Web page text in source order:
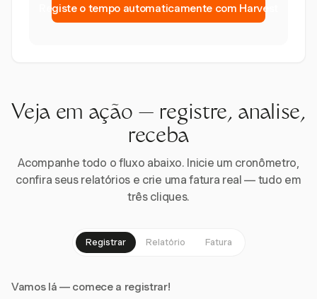
Registe o tempo automaticamente com Harvest
Veja em ação — registre, analise,
receba
Acompanhe todo o fluxo abaixo. Inicie um cronômetro,
confira seus relatórios e crie uma fatura real — tudo em
três cliques.
Registrar Relatório Fatura
Vamos lá — comece a registrar!